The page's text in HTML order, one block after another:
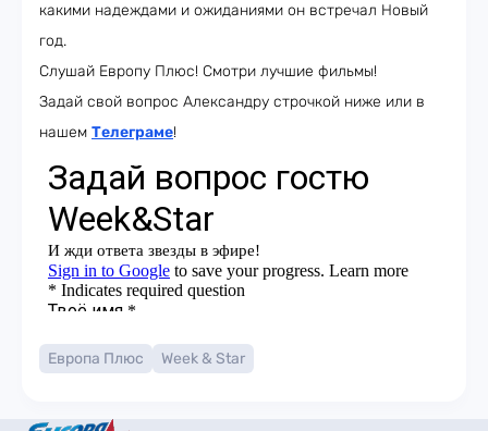
какими надеждами и ожиданиями он встречал Новый
год.
Слушай Европу Плюс! Смотри лучшие фильмы!
Задай свой вопрос Александру строчкой ниже или в
нашем Телеграме!
Европа Плюс Week & Star